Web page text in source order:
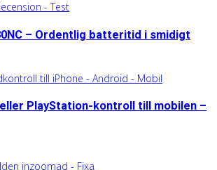
– Ordentlig batteritid i smidigt
PlayStation-kontroll till mobilen –